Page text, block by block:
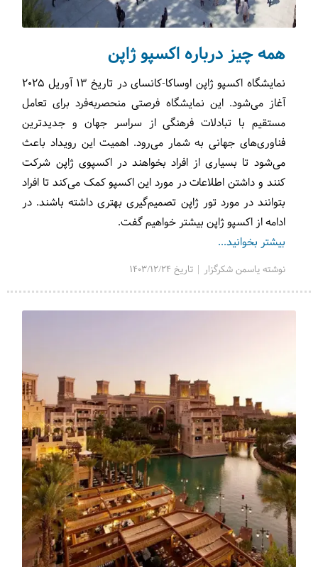
(193)
همه چیز درباره اکسپو ژاپن
نمایشگاه اکسپو ژاپن اوساکا-کانسای در تاریخ ۱۳ آوریل ۲۰۲۵
آغاز می‌شود. این نمایشگاه فرصتی منحصربه‌فرد برای تعامل
مستقیم با تبادلات فرهنگی از سراسر جهان و جدیدترین
فناوری‌های جهانی به شمار می‌رود. اهمیت این رویداد باعث
می‌شود تا بسیاری از افراد بخواهند در اکسپوی ژاپن شرکت
کنند و داشتن اطلاعات در مورد این اکسپو کمک می‌کند تا افراد
بتوانند در مورد تور ژاپن تصمیم‌گیری بهتری داشته باشند. در
ادامه از اکسپو ژاپن بیشتر خواهیم گفت.
بیشتر بخوانید...
نوشته یاسمن شکرگزار | تاریخ 1403/12/24